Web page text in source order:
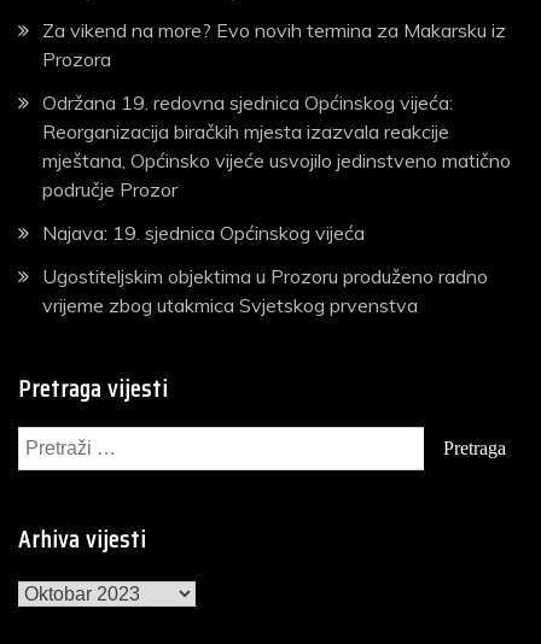
Za vikend na more? Evo novih termina za Makarsku iz
Prozora
Održana 19. redovna sjednica Općinskog vijeća:
Reorganizacija biračkih mjesta izazvala reakcije
mještana, Općinsko vijeće usvojilo jedinstveno matično
područje Prozor
Najava: 19. sjednica Općinskog vijeća
Ugostiteljskim objektima u Prozoru produženo radno
vrijeme zbog utakmica Svjetskog prvenstva
Pretraga vijesti
Pretraga:
Arhiva vijesti
Arhiva